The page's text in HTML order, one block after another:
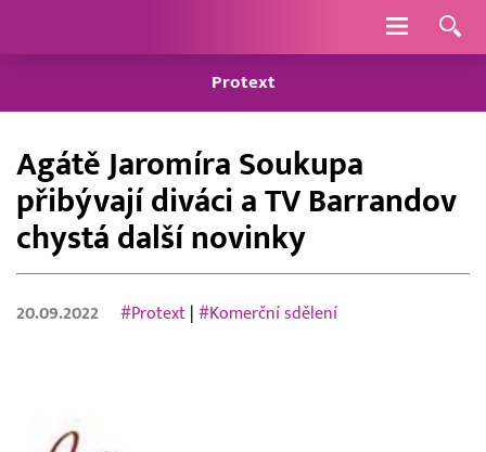
Navigace
Protext
Agátě Jaromíra Soukupa
přibývají diváci a TV Barrandov
chystá další novinky
20.09.2022 #Protext |#Komerční sdělení